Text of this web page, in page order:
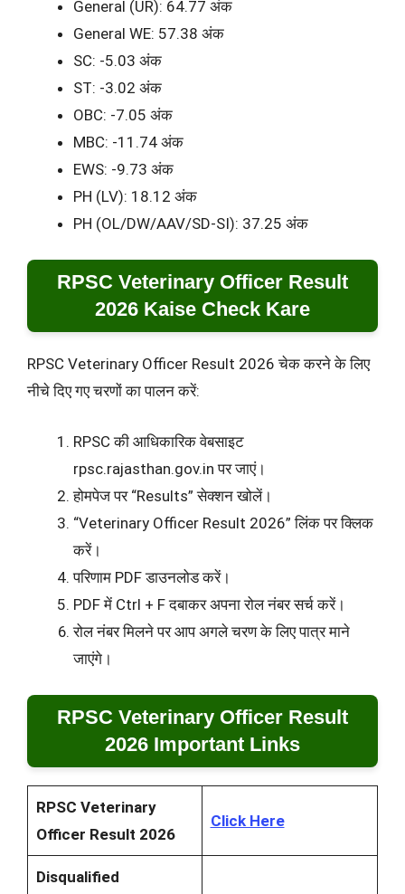
General (UR): 64.77 अंक
General WE: 57.38 अंक
SC: -5.03 अंक
ST: -3.02 अंक
OBC: -7.05 अंक
MBC: -11.74 अंक
EWS: -9.73 अंक
PH (LV): 18.12 अंक
PH (OL/DW/AAV/SD-SI): 37.25 अंक
RPSC Veterinary Officer Result
2026 Kaise Check Kare
RPSC Veterinary Officer Result 2026 चेक करने के लिए
नीचे दिए गए चरणों का पालन करें:
RPSC की आधिकारिक वेबसाइट
rpsc.rajasthan.gov.in पर जाएं।
होमपेज पर “Results” सेक्शन खोलें।
“Veterinary Officer Result 2026” लिंक पर क्लिक
करें।
परिणाम PDF डाउनलोड करें।
PDF में Ctrl + F दबाकर अपना रोल नंबर सर्च करें।
रोल नंबर मिलने पर आप अगले चरण के लिए पात्र माने
जाएंगे।
RPSC Veterinary Officer Result
2026 Important Links
RPSC Veterinary
Officer Result 2026
Click Here
Disqualified